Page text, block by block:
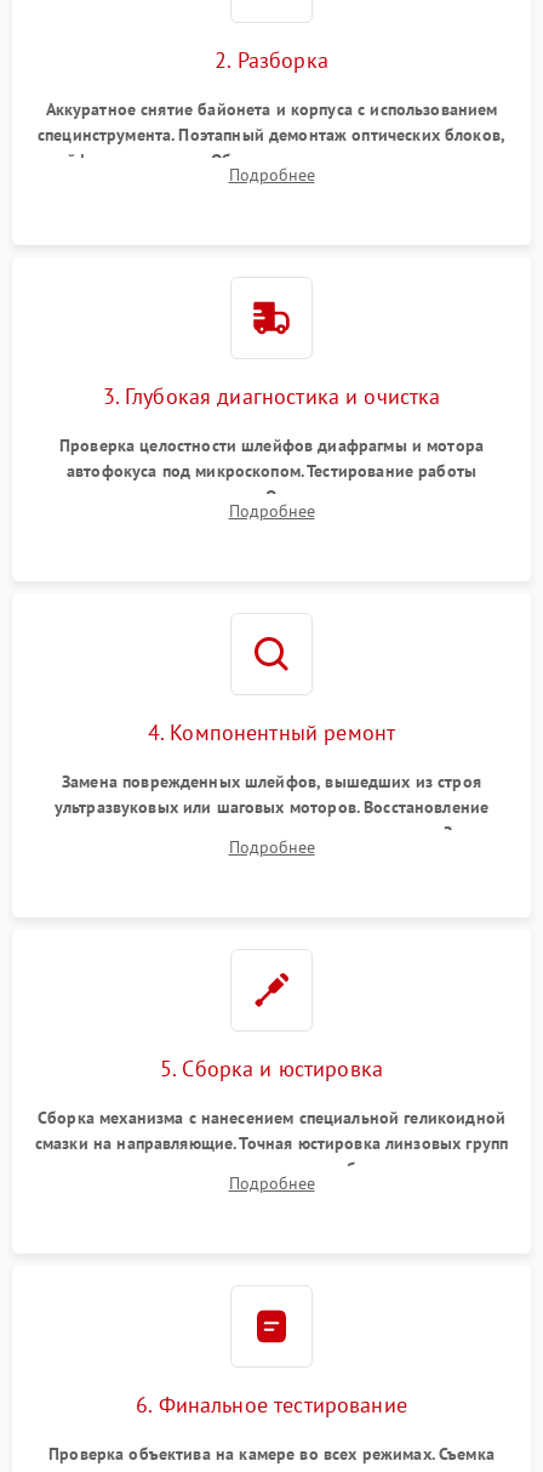
2. Разборка
Аккуратное снятие байонета и корпуса с использованием
специнструмента. Поэтапный демонтаж оптических блоков,
шлейфов и приводов. Обязательная маркировка положения
линзовых групп для сохранения заводской центровки при
Подробнее
3. Глубокая диагностика и очистка
Проверка целостности шлейфов диафрагмы и мотора
автофокуса под микроскопом. Тестирование работы
электромагнитного привода. Очистка оптических элементов
от пыли, следов влаги и грибка спецрастворами без
Подробнее
4. Компонентный ремонт
Замена поврежденных шлейфов, вышедших из строя
ультразвуковых или шаговых моторов. Восстановление
геометрии направляющих при заклинивании зума. Замена
неисправного блока диафрагмы, датчиков положения или
Подробнее
5. Сборка и юстировка
Сборка механизма с нанесением специальной геликоидной
смазки на направляющие. Точная юстировка линзовых групп
программным или механическим способом для устранения
бэк
Подробнее
6. Финальное тестирование
Проверка объектива на камере во всех режимах. Съемка